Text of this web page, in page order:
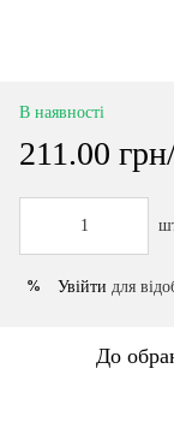
В наявності
211.00
% Увійти для
До